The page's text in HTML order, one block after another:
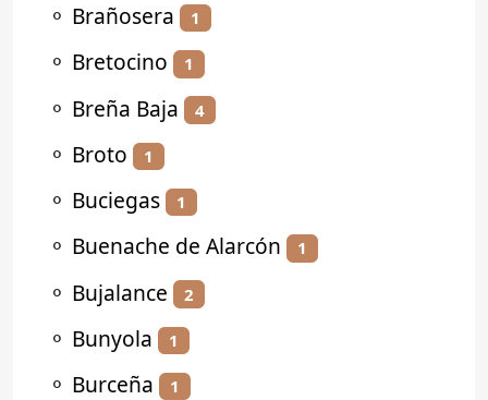
⚬ Brañosera 1
⚬ Bretocino 1
⚬ Breña Baja 4
⚬ Broto 1
⚬ Buciegas 1
⚬ Buenache de Alarcón 1
⚬ Bujalance 2
⚬ Bunyola 1
⚬ Burceña 1